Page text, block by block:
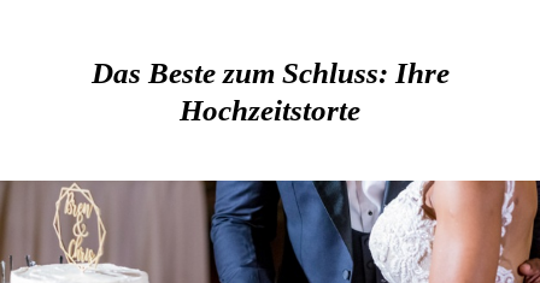
Das Beste zum Schluss: Ihre
Hochzeitstorte